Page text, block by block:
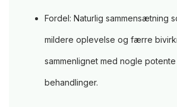
Fordel: Naturlig sammensætning
mildere oplevelse og færre
sammenlignet med nogle
behandlinger.